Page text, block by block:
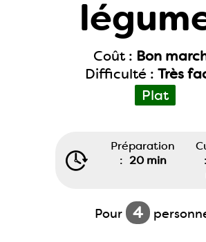
Coût : Bon
Difficulté : Très
Plat
Préparation
: 20 min
:
Pour 4